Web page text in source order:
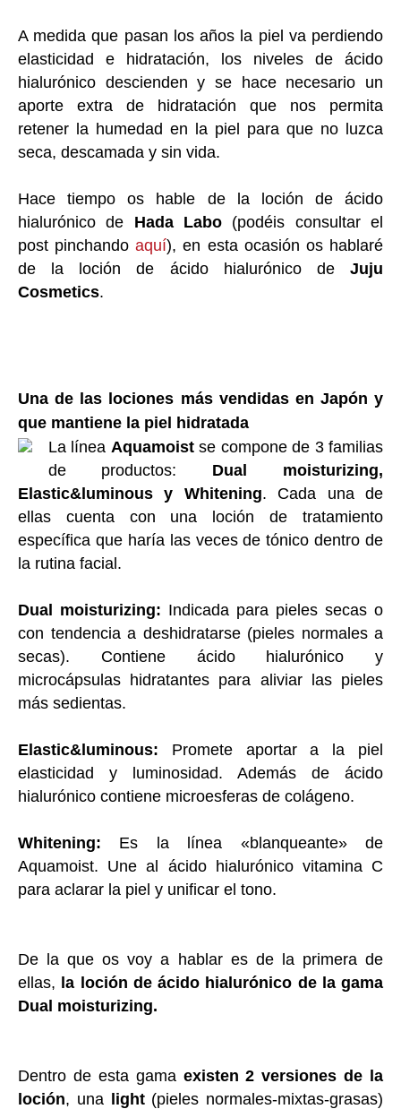
A medida que pasan los años la piel va perdiendo
elasticidad e hidratación, los niveles de ácido
hialurónico descienden y se hace necesario un
aporte extra de hidratación que nos permita
retener la humedad en la piel para que no luzca
seca, descamada y sin vida.
Hace tiempo os hable de la loción de ácido
hialurónico de Hada Labo (podéis consultar el
post pinchandoaquí), en esta ocasión os hablaré
de la loción de ácido hialurónico de Juju
Cosmetics.
Una de las lociones más vendidas en Japón y
que mantiene la piel hidratada
La línea Aquamoistse compone de 3 familias
de productos: Dual moisturizing,
Elastic&luminous y Whitening. Cada una de
ellas cuenta con una loción de tratamiento
específica que haría las veces de tónico dentro de
la rutina facial.
Dual moisturizing: Indicada para pieles secas o
con tendencia a deshidratarse (pieles normales a
secas). Contiene ácido hialurónico y
microcápsulas hidratantes para aliviar las pieles
más sedientas.
Elastic&luminous: Promete aportar a la piel
elasticidad y luminosidad. Además de ácido
hialurónico contiene microesferas de colágeno.
Whitening: Es la línea «blanqueante» de
Aquamoist. Une al ácido hialurónico vitamina C
para aclarar la piel y unificar el tono.
De la que os voy a hablar es de la primera de
ellas, la loción de ácido hialurónico de la gama
Dual moisturizing.
Dentro de esta gama existen 2 versiones de la
loción, una light(pieles normales-mixtas-grasas)